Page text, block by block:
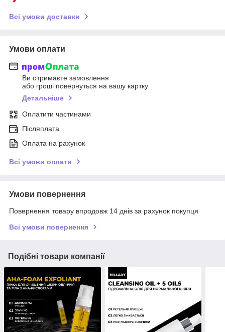
Всі умови доставки
Умови оплати
Ви отримаєте замовлення
або гроші повернуться на вашу картку
Детальніше
Оплатити частинами
Післяплата
Оплата на рахунок
Всі умови оплати
Умови повернення
Повернення товару впродовж 14 днів за рахунок покупця
Всі умови повернення
Подібні товари компанії